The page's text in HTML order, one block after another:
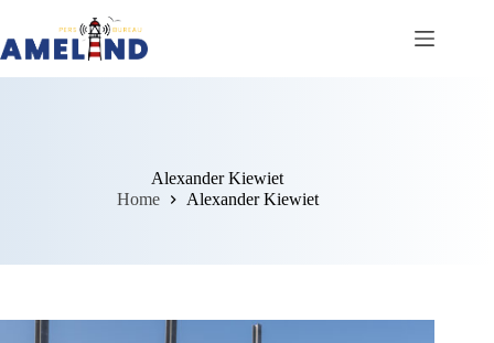
de
Alexander Kiewiet
Home
Alexander Kiewiet